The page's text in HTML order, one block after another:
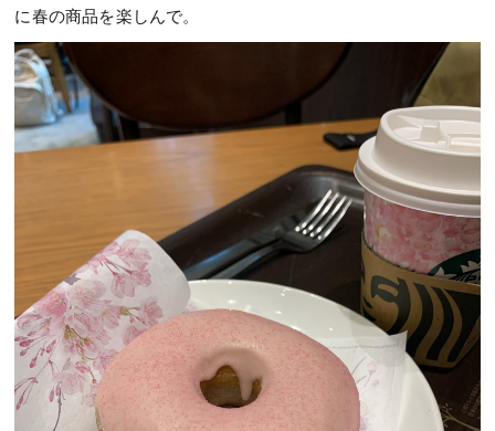
に春の商品を楽しんで。